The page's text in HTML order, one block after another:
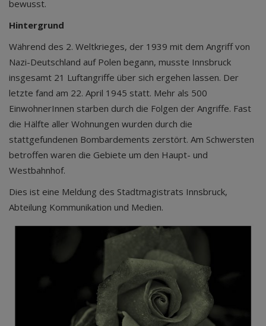
bewusst.
Hintergrund
Während des 2. Weltkrieges, der 1939 mit dem Angriff von
Nazi-Deutschland auf Polen begann, musste Innsbruck
insgesamt 21 Luftangriffe über sich ergehen lassen. Der
letzte fand am 22. April 1945 statt. Mehr als 500
EinwohnerInnen starben durch die Folgen der Angriffe. Fast
die Hälfte aller Wohnungen wurden durch die
stattgefundenen Bombardements zerstört. Am Schwersten
betroffen waren die Gebiete um den Haupt- und
Westbahnhof.
Dies ist eine Meldung des Stadtmagistrats Innsbruck,
Abteilung Kommunikation und Medien.